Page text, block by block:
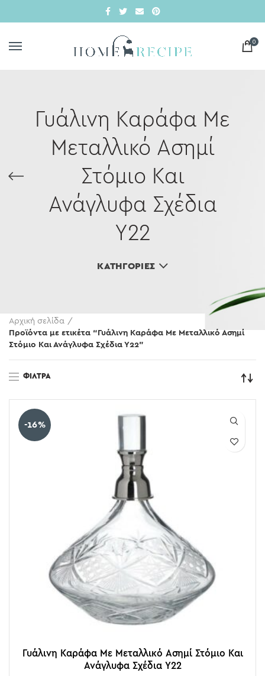
0
Γυάλινη Καράφα Με
Μεταλλικό Ασημί
Στόμιο Και
Ανάγλυφα Σχέδια
Υ22
ΚΑΤΗΓΟΡΊΕΣ
Αρχική σελίδα
Προϊόντα με ετικέτα “Γυάλινη Καράφα Με Μεταλλικό Ασημί
Στόμιο Και Ανάγλυφα Σχέδια Υ22”
ΦΊΛΤΡΑ
-16%
Γυάλινη Καράφα Με Μεταλλικό Ασημί Στόμιο Και
Ανάγλυφα Σχέδια Υ22